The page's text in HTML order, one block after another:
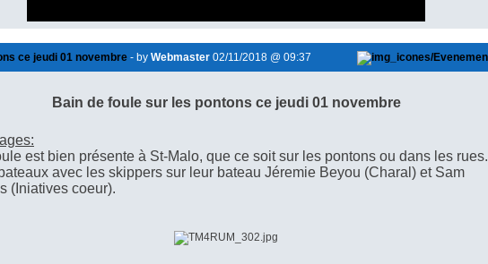
ce jeudi 01 novembre - by Webmaster 02/11/2018 @ 09:37
Bain de foule sur les pontons ce jeudi 01 novembre
est bien présente à St-Malo, que ce soit sur les pontons ou dans les rues.
avec les skippers sur leur bateau Jéremie Beyou (Charal) et Sam
(Iniatives coeur).